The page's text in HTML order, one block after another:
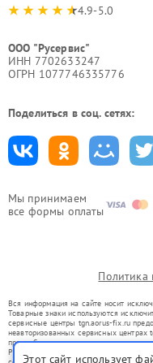
Мы принимаем
все формы оплаты
4.9-5.0
ООО "Русервис"
ИНН 7702633247
ОГРН 1077746335776
Поделиться в соц. сетях:
Политика
Вся информация на сайте носит
Товарные знаки используются
сервисные центры tgn.aorus-fix.ru
неавторизованных сервисных
правообладателями товарных знаков
Ремонт осуществляется для
Этот сайт использует